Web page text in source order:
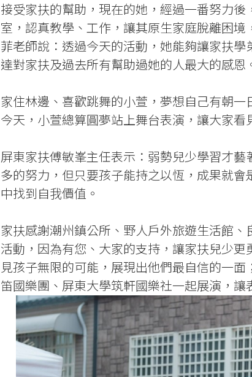
接受家扶的幫助，現在的她，經過一番努力
室，認真教學、工作，讓其原生家庭脫離困
菲老師說：透過今天的活動，她能夠讓家扶
達對家扶及過去所有幫助過她的人最大的感恩
家住林邊、喜歡跳舞的小萱，夢想自己有朝
今天，小萱總算圓夢站上舞台表演，讓大家看
屏東家扶傅敏峯主任表示：弱勢兒少學習才
多的努力，但只要孩子能持之以恆，成果就
中找到自我價值。
家扶感謝潮州鎮公所、野人戶外旅遊生活館
活動，因為有您、大家的支持，讓家扶兒少
見孩子無限的可能，展現出他們最自信的一
笛國樂團、屏東大學筑軒國樂社一起展演，讓